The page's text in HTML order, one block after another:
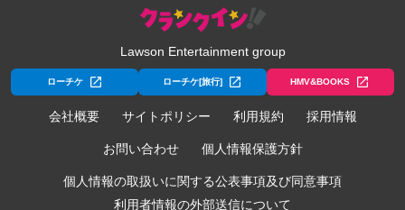
Lawson Entertainment group
ローチケ ローチケ[旅行] HMV&BOOKS
会社概要 サイトポリシー 利用規約 採用情報
お問い合わせ 個人情報保護方針
個人情報の取扱いに関する公表事項及び同意事項
利用者情報の外部送信について